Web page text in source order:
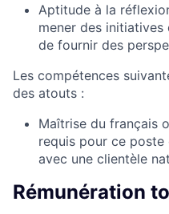
Aptitude à la
mener des initiatives
de fournir des
Les compétences
des atouts :
Maîtrise du français
requis pour ce
avec une clientèle
Rémunération